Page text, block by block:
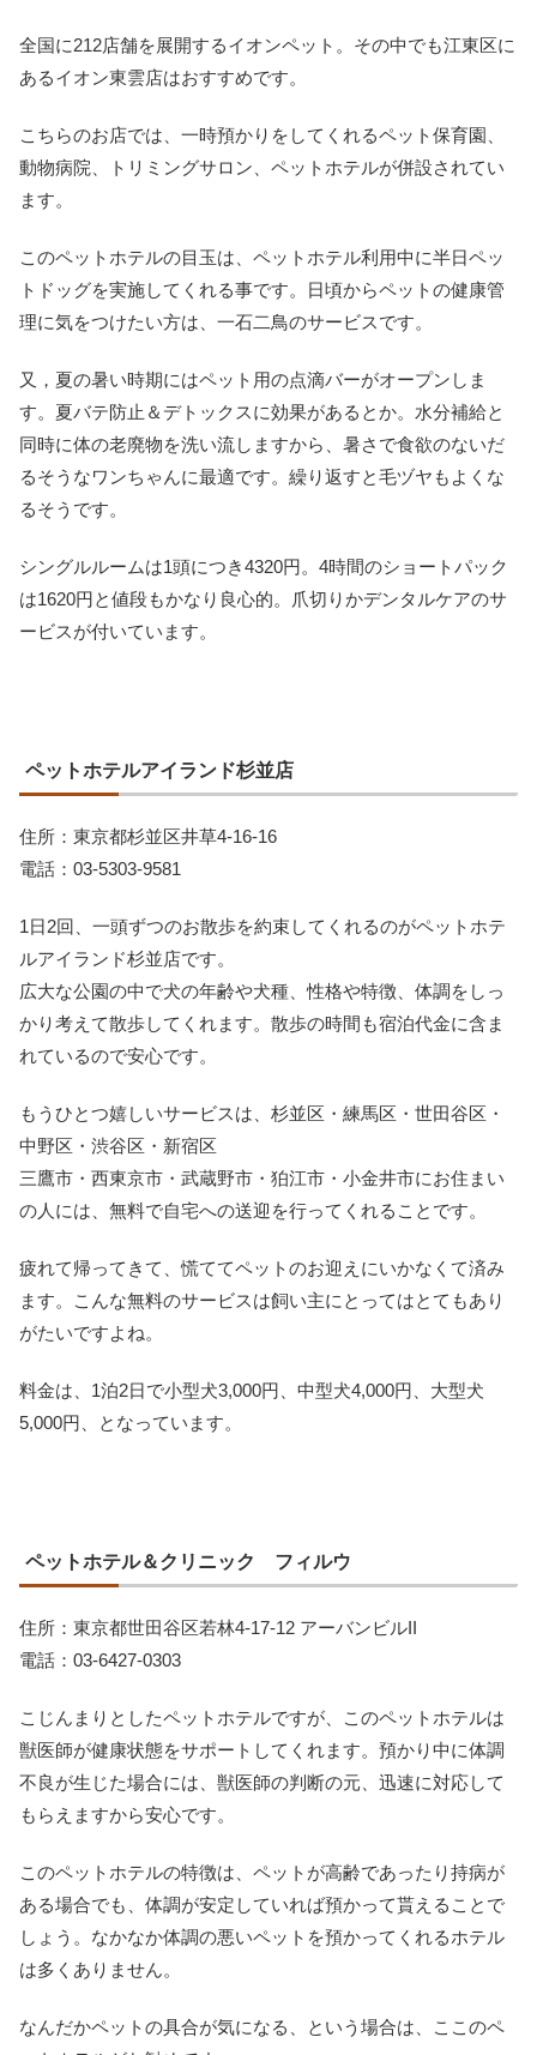
全国に212店舗を展開するイオンペット。その中でも江東区に
あるイオン東雲店はおすすめです。
こちらのお店では、一時預かりをしてくれるペット保育園、
動物病院、トリミングサロン、ペットホテルが併設されてい
ます。
このペットホテルの目玉は、ペットホテル利用中に半日ペッ
トドッグを実施してくれる事です。日頃からペットの健康管
理に気をつけたい方は、一石二鳥のサービスです。
又，夏の暑い時期にはペット用の点滴バーがオープンしま
す。夏バテ防止＆デトックスに効果があるとか。水分補給と
同時に体の老廃物を洗い流しますから、暑さで食欲のないだ
るそうなワンちゃんに最適です。繰り返すと毛ヅヤもよくな
るそうです。
シングルルームは1頭につき4320円。4時間のショートパック
は1620円と値段もかなり良心的。爪切りかデンタルケアのサ
ービスが付いています。
ペットホテルアイランド杉並店
住所：東京都杉並区井草4-16-16
電話：03-5303-9581
1日2回、一頭ずつのお散歩を約束してくれるのがペットホテ
ルアイランド杉並店です。
広大な公園の中で犬の年齢や犬種、性格や特徴、体調をしっ
かり考えて散歩してくれます。散歩の時間も宿泊代金に含ま
れているので安心です。
もうひとつ嬉しいサービスは、杉並区・練馬区・世田谷区・
中野区・渋谷区・新宿区
三鷹市・西東京市・武蔵野市・狛江市・小金井市にお住まい
の人には、無料で自宅への送迎を行ってくれることです。
疲れて帰ってきて、慌ててペットのお迎えにいかなくて済み
ます。こんな無料のサービスは飼い主にとってはとてもあり
がたいですよね。
料金は、1泊2日で小型犬3,000円、中型犬4,000円、大型犬
5,000円、となっています。
ペットホテル＆クリニック フィルウ
住所：東京都世田谷区若林4-17-12 アーバンビルII
電話：03-6427-0303
こじんまりとしたペットホテルですが、このペットホテルは
獣医師が健康状態をサポートしてくれます。預かり中に体調
不良が生じた場合には、獣医師の判断の元、迅速に対応して
もらえますから安心です。
このペットホテルの特徴は、ペットが高齢であったり持病が
ある場合でも、体調が安定していれば預かって貰えることで
しょう。なかなか体調の悪いペットを預かってくれるホテル
は多くありません。
なんだかペットの具合が気になる、という場合は、ここのペ